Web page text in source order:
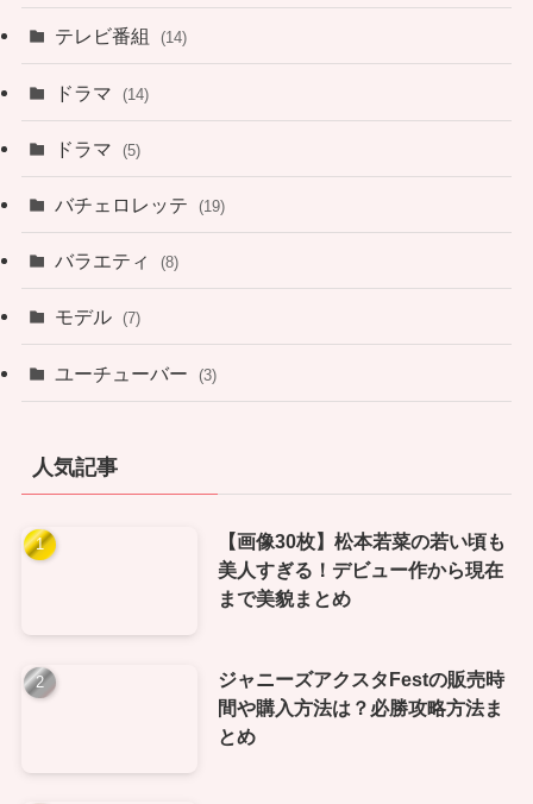
テレビ番組 (14)
ドラマ (14)
ドラマ (5)
バチェロレッテ (19)
バラエティ (8)
モデル (7)
ユーチューバー (3)
人気記事
【画像30枚】松本若菜の若い頃も
美人すぎる！デビュー作から現在
まで美貌まとめ
ジャニーズアクスタFestの販売時
間や購入方法は？必勝攻略方法ま
とめ